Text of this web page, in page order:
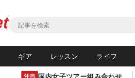
ギア レッスン ライフ
注目 国内女子ツアー組み合わせ